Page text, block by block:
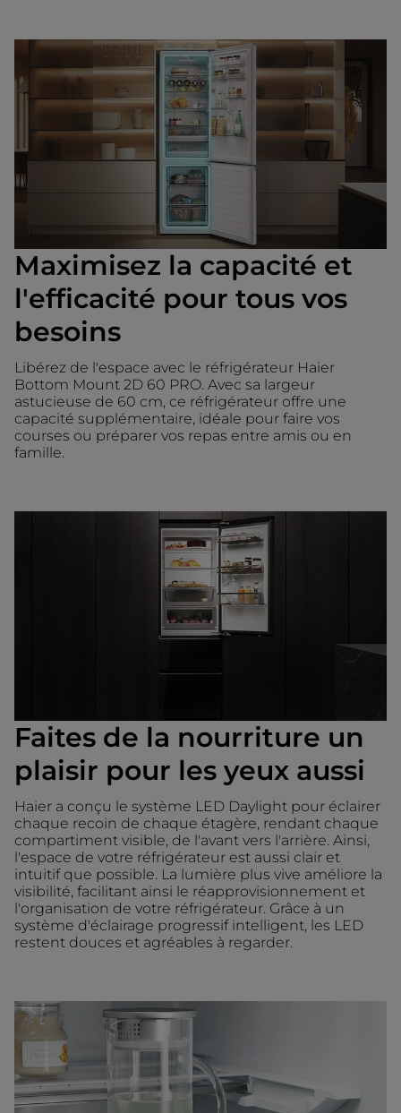
Maximisez la capacité et
l'efficacité pour tous vos
besoins
Libérez de l'espace avec le réfrigérateur Haier
Bottom Mount 2D 60 PRO. Avec sa largeur
astucieuse de 60 cm, ce réfrigérateur offre une
capacité supplémentaire, idéale pour faire vos
courses ou préparer vos repas entre amis ou en
famille.
Faites de la nourriture un
plaisir pour les yeux aussi
Haier a conçu le système LED Daylight pour éclairer
chaque recoin de chaque étagère, rendant chaque
compartiment visible, de l'avant vers l'arrière. Ainsi,
l'espace de votre réfrigérateur est aussi clair et
intuitif que possible. La lumière plus vive améliore la
visibilité, facilitant ainsi le réapprovisionnement et
l'organisation de votre réfrigérateur. Grâce à un
système d'éclairage progressif intelligent, les LED
restent douces et agréables à regarder.